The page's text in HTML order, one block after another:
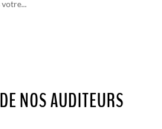
NOS AUDITEURS